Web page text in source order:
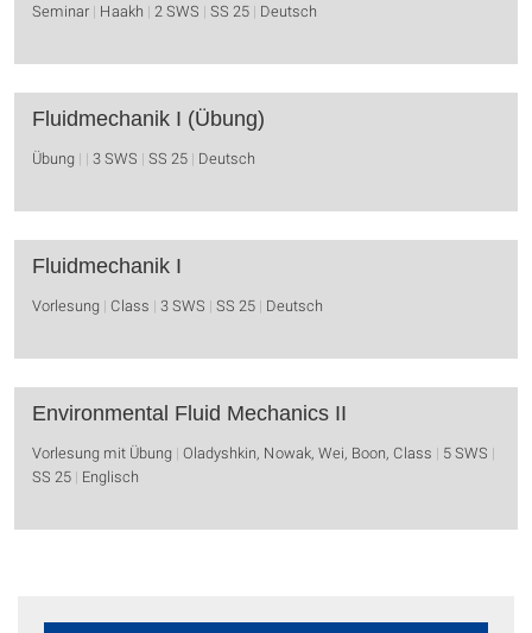
Seminar Haakh 2 SWS SS 25 Deutsch
Fluidmechanik I (Übung)
Übung 3 SWS SS 25 Deutsch
Fluidmechanik I
Vorlesung Class 3 SWS SS 25 Deutsch
Environmental Fluid Mechanics II
Vorlesung mit Übung Oladyshkin, Nowak, Wei, Boon, Class
5 SWS
SS 25
Englisch